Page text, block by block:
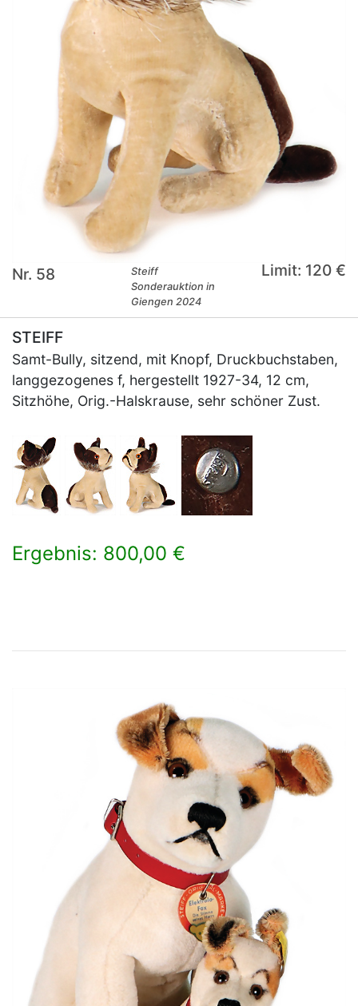
Nr. 58
Steiff
Sonderauktion in
Giengen 2024
Limit: 120 €
STEIFF
Samt-Bully, sitzend, mit Knopf, Druckbuchstaben,
langgezogenes f, hergestellt 1927-34, 12 cm,
Sitzhöhe, Orig.-Halskrause, sehr schöner Zust.
Ergebnis: 800,00 €